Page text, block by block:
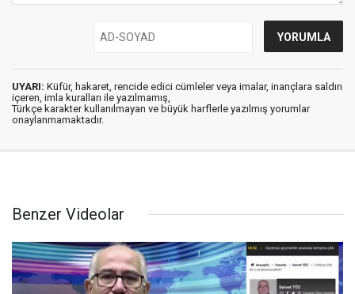
UYARI: Küfür, hakaret, rencide edici cümleler veya imalar, inançlara saldırı
içeren, imla kuralları ile yazılmamış,
Türkçe karakter kullanılmayan ve büyük harflerle yazılmış yorumlar
onaylanmamaktadır.
Benzer Videolar